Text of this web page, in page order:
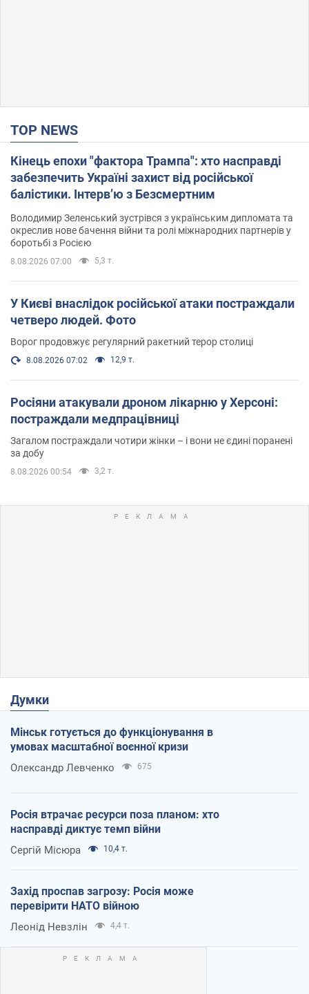
TOP NEWS
Кінець епохи "фактора Трампа": хто насправді
забезпечить Україні захист від російської
балістики. Інтерв’ю з Безсмертним
Володимир Зеленський зустрівся з українським дипломата та
окреслив нове бачення війни та ролі міжнародних партнерів у
боротьбі з Росією
8.08.2026 07:00 5,3 т.
У Києві внаслідок російської атаки постраждали
четверо людей. Фото
Ворог продовжує регулярний ракетний терор столиці
8.08.2026 07:02 12,9 т.
Росіяни атакували дроном лікарню у Херсоні:
постраждали медпрацівниці
Загалом постраждали чотири жінки – і вони не єдині поранені
за добу
8.08.2026 00:54 3,2 т.
Думки
Мінськ готується до функціонування в
умовах масштабної воєнної кризи
Олександр Левченко 675
Росія втрачає ресурси поза планом: хто
насправді диктує темп війни
Сергій Місюра 10,4 т.
Захід проспав загрозу: Росія може
перевірити НАТО війною
Леонід Невзлін 4,4 т.